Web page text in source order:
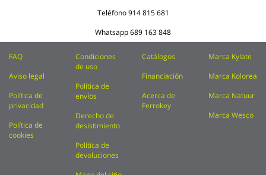
Teléfono914 815 681
Whatsapp689 163 848
FAQ
Aviso legal
Política de
privacidad
Política de
cookies
Condiciones
de uso
Política de
envíos
Derecho de
desistimiento
Política de
devoluciones
Catálogos
Financiación
Acerca de
Ferrokey
Marca Kylate
Marca Kolorea
Marca Natuur
Marca Wesco